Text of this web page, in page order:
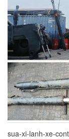
sua-xi-lanh-xe-